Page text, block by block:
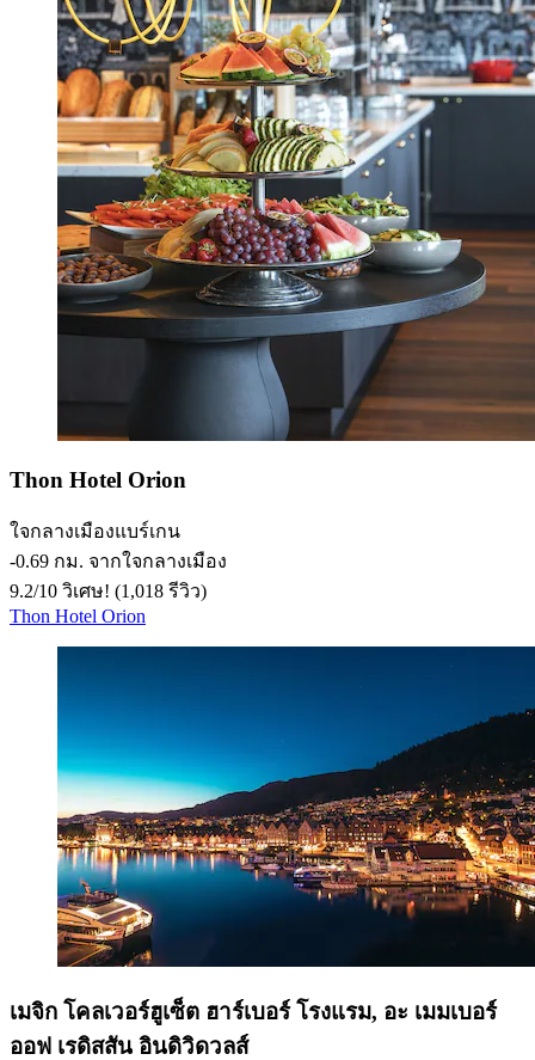
Thon Hotel Orion
ใจกลางเมืองแบร์เกน
‐0.69 กม. จากใจกลางเมือง
9.2/10 วิเศษ! (1,018 รีวิว)
Thon Hotel Orion
เมจิก โคลเวอร์ฮูเซ็ต ฮาร์เบอร์ โรงแรม, อะ เมมเบอร์
ออฟ เรดิสสัน อินดิวิดวลส์